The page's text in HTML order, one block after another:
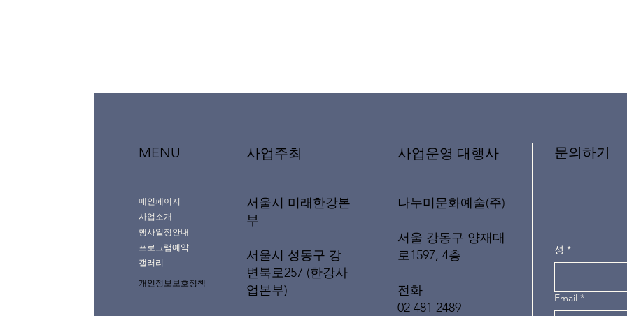
MENU
메인페이지
사업소개
행사일정안내
프로그램예약
갤러리
개인정보보호정책
사업주최
서울시 미래한강본
부
서울시 성동구 강
변북로257 (한강사
업본부)
​사업운영 대행사
나누미문화예술(주)
서울 강동구 양재대
로1597, 4층
전화
02 481 2489
문의하기
성 *
Email *